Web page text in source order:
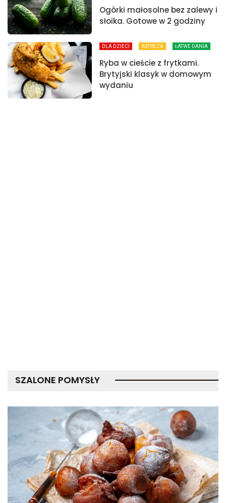
Ogórki małosolne bez zalewy i
słoika. Gotowe w 2 godziny
DLA DZIECI IMPREZA ŁATWE DANIA
Ryba w cieście z frytkami.
Brytyjski klasyk w domowym
wydaniu
SZALONE POMYSŁY